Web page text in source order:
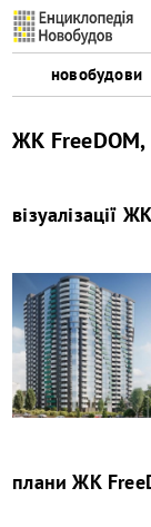
новобудови
ЖК FreeDOM,
візуалізації ЖК
планиЖК